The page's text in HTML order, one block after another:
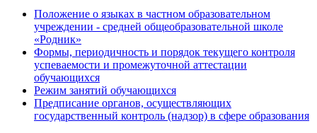
Положение о языках в частном образовательном
учреждении - средней общеобразовательной школе
«Родник»
Формы, периодичность и порядок текущего контроля
успеваемости и промежуточной аттестации
обучающихся
Режим занятий обучающихся
Предписание органов, осуществляющих
государственный контроль (надзор) в сфере образования